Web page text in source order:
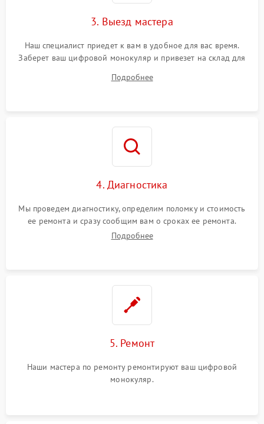
3. Выезд мастера
Наш специалист приедет к вам в удобное для вас время.
Заберет ваш цифровой монокуляр и привезет на склад для
Подробнее
4. Диагностика
Мы проведем диагностику, определим поломку и стоимость
ее ремонта и сразу сообщим вам о сроках ее ремонта.
Подробнее
5. Ремонт
Наши мастера по ремонту ремонтируют ваш цифровой
монокуляр.